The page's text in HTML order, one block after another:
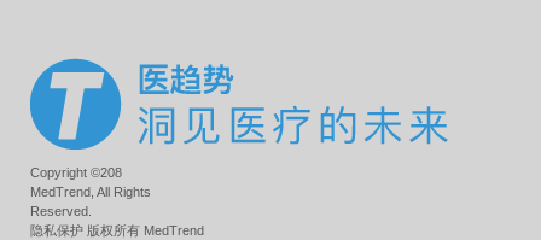
Copyright ©208
MedTrend, All Rights
Reserved.
隐私保护 版权所有 MedTrend